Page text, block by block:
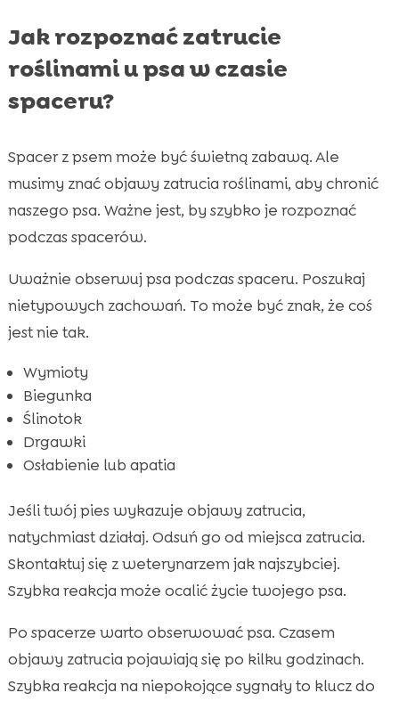
Jak rozpoznać zatrucie
roślinami u psa w czasie
spaceru?
Spacer z psem może być świetną zabawą. Ale
musimy znać objawy zatrucia roślinami, aby chronić
naszego psa. Ważne jest, by szybko je rozpoznać
podczas spacerów.
Uważnie obserwuj psa podczas spaceru. Poszukaj
nietypowych zachowań. To może być znak, że coś
jest nie tak.
Wymioty
Biegunka
Ślinotok
Drgawki
Osłabienie lub apatia
Jeśli twój pies wykazuje objawy zatrucia,
natychmiast działaj. Odsuń go od miejsca zatrucia.
Skontaktuj się z weterynarzem jak najszybciej.
Szybka reakcja może ocalić życie twojego psa.
Po spacerze warto obserwować psa. Czasem
objawy zatrucia pojawiają się po kilku godzinach.
Szybka reakcja na niepokojące sygnały to klucz do